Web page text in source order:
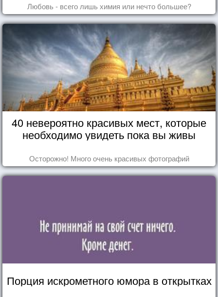
Любовь - всего лишь химия или нечто большее?
40 невероятно красивых мест, которые
необходимо увидеть пока вы живы
Осторожно! Много очень красивых фотографий
Порция искрометного юмора в открытках